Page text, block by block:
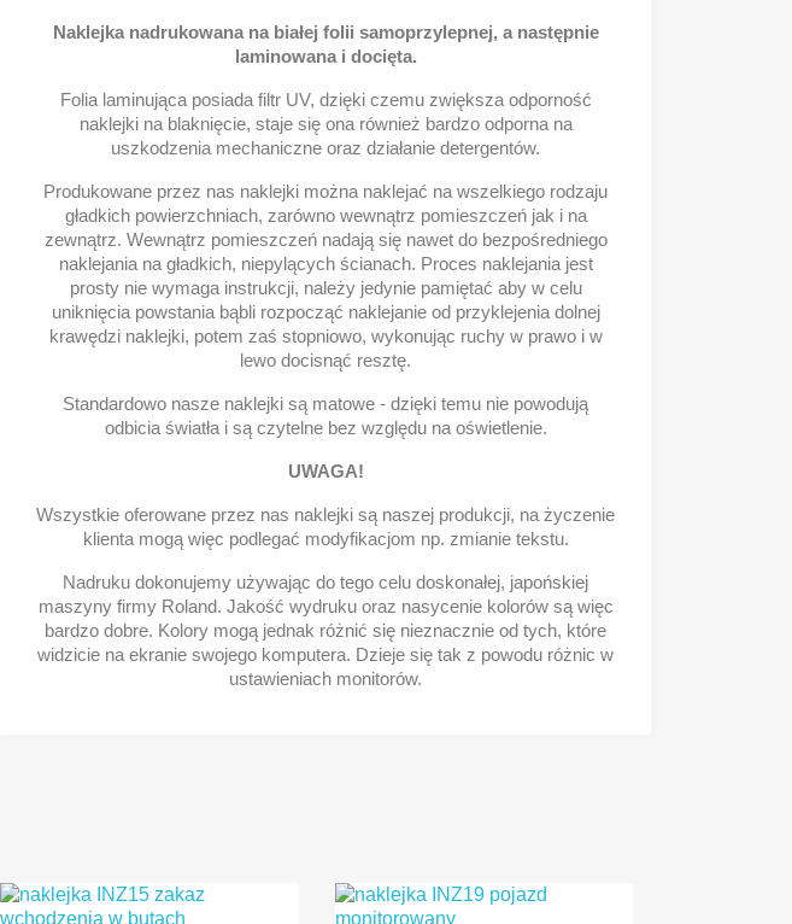
Naklejka nadrukowana na białej folii samoprzylepnej, a następnie
laminowana i docięta.
Folia laminująca posiada filtr UV, dzięki czemu zwiększa odporność
naklejki na blaknięcie, staje się ona również bardzo odporna na
uszkodzenia mechaniczne oraz działanie detergentów.
Produkowane przez nas naklejki można naklejać na wszelkiego rodzaju
gładkich powierzchniach, zarówno wewnątrz pomieszczeń jak i na
zewnątrz. Wewnątrz pomieszczeń nadają się nawet do bezpośredniego
naklejania na gładkich, niepylących ścianach. Proces naklejania jest
prosty nie wymaga instrukcji, należy jedynie pamiętać aby w celu
uniknięcia powstania bąbli rozpocząć naklejanie od przyklejenia dolnej
krawędzi naklejki, potem zaś stopniowo, wykonując ruchy w prawo i w
lewo docisnąć resztę.
Standardowo nasze naklejki są matowe - dzięki temu nie powodują
odbicia światła i są czytelne bez względu na oświetlenie.
UWAGA!
Wszystkie oferowane przez nas naklejki są naszej produkcji, na życzenie
klienta mogą więc podlegać modyfikacjom np. zmianie tekstu.
Nadruku dokonujemy używając do tego celu doskonałej, japońskiej
maszyny firmy Roland. Jakość wydruku oraz nasycenie kolorów są więc
bardzo dobre. Kolory mogą jednak różnić się nieznacznie od tych, które
widzicie na ekranie swojego komputera. Dzieje się tak z powodu różnic w
ustawieniach monitorów.